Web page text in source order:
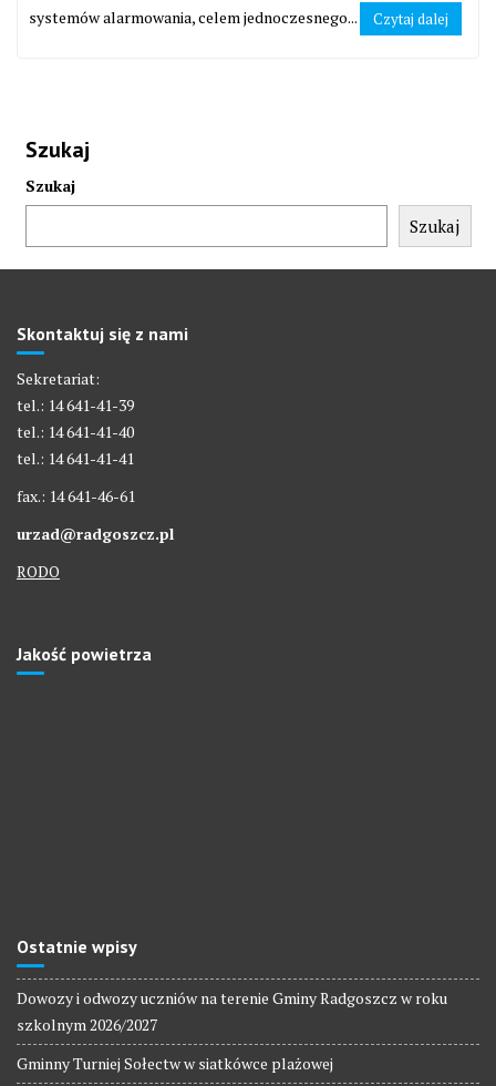
systemów alarmowania, celem jednoczesnego...
Czytaj dalej
Szukaj
Szukaj
Szukaj
Skontaktuj się z nami
Sekretariat:
tel.: 14 641-41-39
tel.: 14 641-41-40
tel.: 14 641-41-41
fax.: 14 641-46-61
urzad@radgoszcz.pl
RODO
Jakość powietrza
Ostatnie wpisy
Dowozy i odwozy uczniów na terenie Gminy Radgoszcz w roku
szkolnym 2026/2027
Gminny Turniej Sołectw w siatkówce plażowej